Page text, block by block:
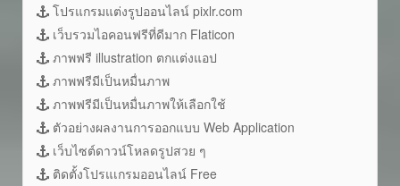
โปรแกรมแต่งรูปออนไลน์ pixlr.com
เว็บรวมไอคอนฟรีที่ดีมาก Flaticon
ภาพฟรี illustration ตกแต่งแอป
ภาพฟรีมีเป็นหมื่นภาพ
ภาพฟรีมีเป็นหมื่นภาพให้เลือกใช้
ตัวอย่างผลงานการออกแบบ Web Application
เว็บไซต์ดาวน์โหลดรูปสวย ๆ
ติดตั้งโปรแเกรมออนไลน์ Free